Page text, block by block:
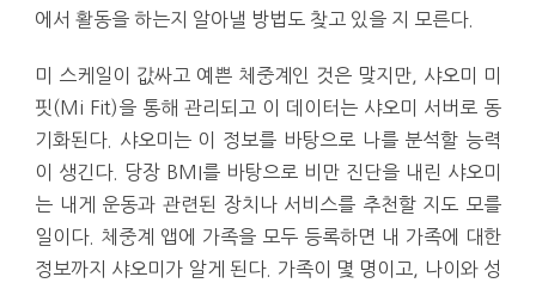
에서 활동을 하는지 알아낼 방법도 찾고 있을 지 모른다.
미 스케일이 값싸고 예쁜 체중계인 것은 맞지만, 샤오미 미
핏(Mi Fit)을 통해 관리되고 이 데이터는 샤오미 서버로 동
기화된다. 샤오미는 이 정보를 바탕으로 나를 분석할 능력
이 생긴다. 당장 BMI를 바탕으로 비만 진단을 내린 샤오미
는 내게 운동과 관련된 장치나 서비스를 추천할 지도 모를
일이다. 체중계 앱에 가족을 모두 등록하면 내 가족에 대한
정보까지 샤오미가 알게 된다. 가족이 몇 명이고, 나이와 성